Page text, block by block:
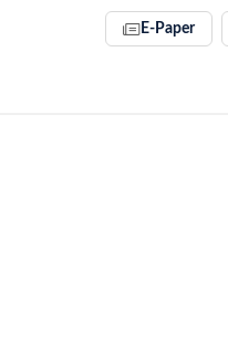
E-Paper